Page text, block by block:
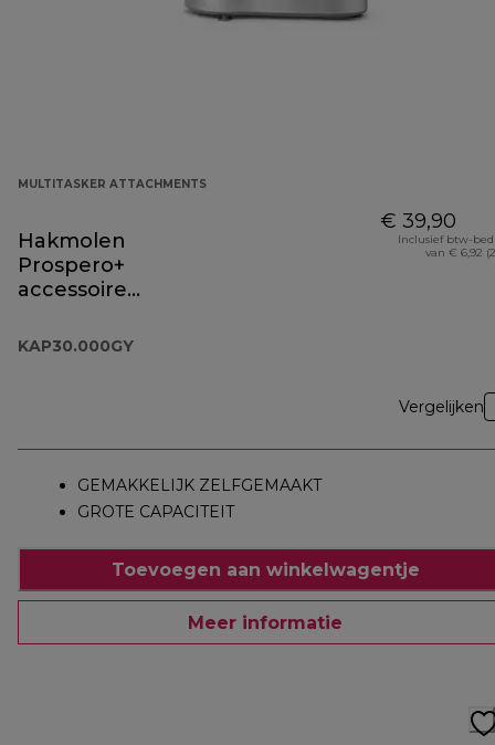
MULTITASKER ATTACHMENTS
Hakmolen
Prospero+
accessoire
KAP30.000GY
€ 39,90
Inclusief btw-
van € 6,92
Vergelijken
GEMAKKELIJK ZELFGEMAAKT
GROTE CAPACITEIT
Toevoegen aan winkelwagentje
Meer informatie